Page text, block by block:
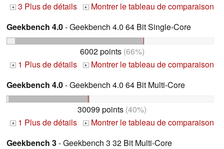
+ 3 Plus de détails + Montrer le tableau de comparaison
Geekbench 4.0- Geekbench 4.0 64 Bit Single-Core
6002 points(66%)
+ 1 Plus de détails + Montrer le tableau de comparaison
Geekbench 4.0- Geekbench 4.0 64 Bit Multi-Core
30099 points (40%)
+ 1 Plus de détails + Montrer le tableau de comparaison
Geekbench 3- Geekbench 3 32 Bit Multi-Core